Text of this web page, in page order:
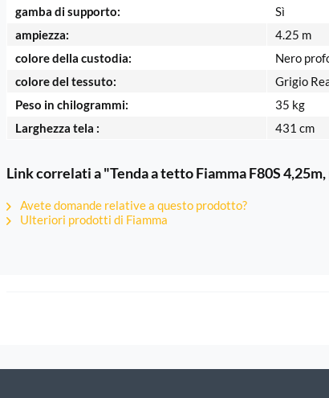
gamba di supporto:
Sì
ampiezza:
4.25 m
colore della custodia:
Nero
colore del tessuto:
Grigio
Peso in chilogrammi:
35 kg
Larghezza tela :
431 cm
Link correlati a "Tenda a tetto Fiamma F80S
Avete domande relative a questo prodotto?
Ulteriori prodotti di Fiamma